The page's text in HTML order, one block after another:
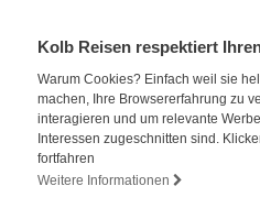
Kolb Reisen respektiert
Warum Cookies? Einfach weil sie
machen, Ihre Browsererfahrung zu
interagieren und um relevante
Interessen zugeschnitten sind.
fortfahren
Weitere Informationen